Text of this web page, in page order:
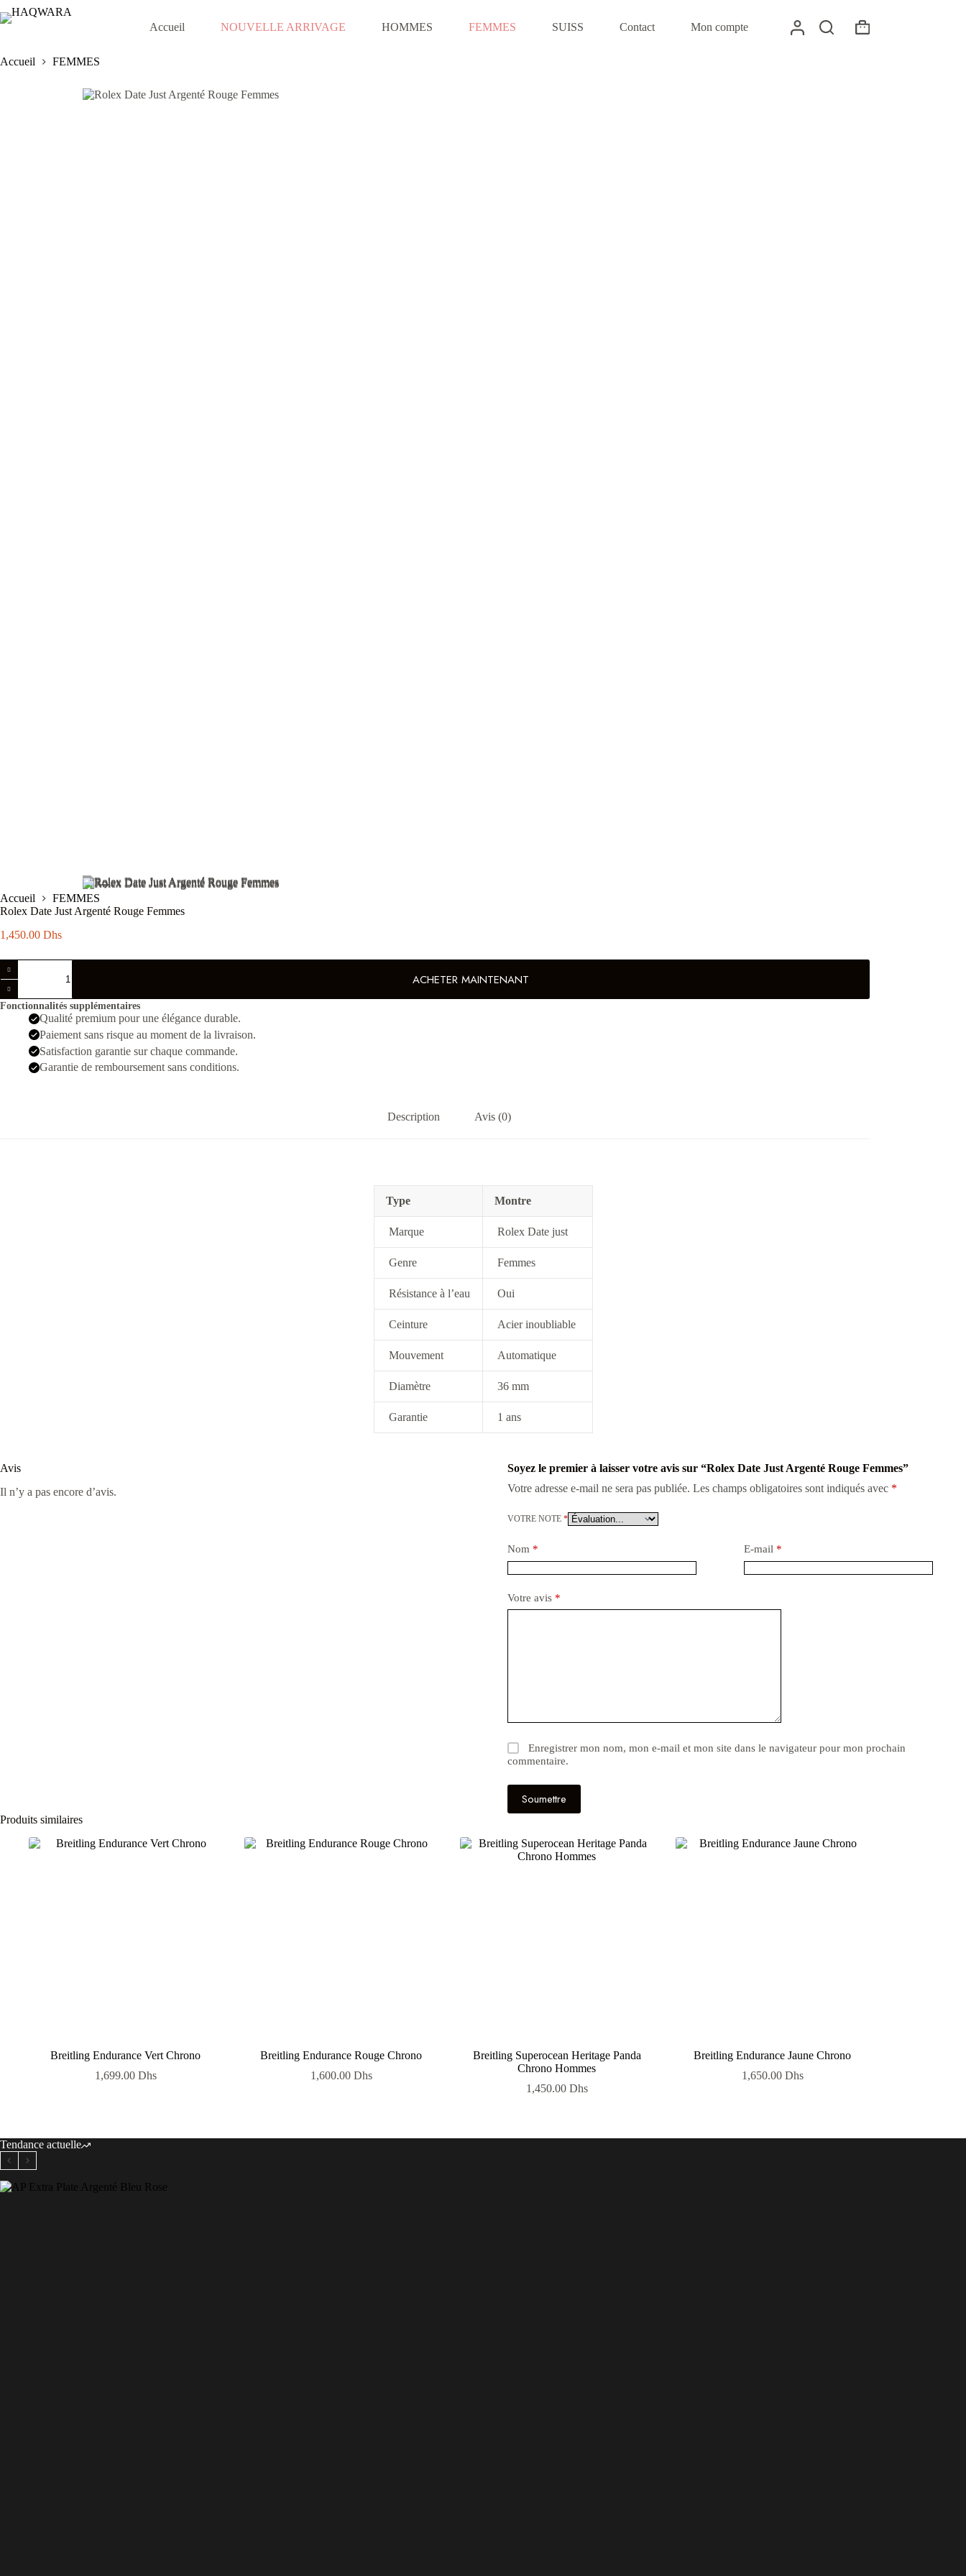
Passer
au
Accueil NOUVELLE ARRIVAGE HOMMES FEMMES SUISS Contact Mon compte
Panier
Accueil
FEMMES
Accueil
FEMMES
Rolex Date Just Argenté Rouge Femmes
1,450.00 Dhs
de
Rolex
Date
Argenté
Femmes
ACHETER MAINTENANT
Fonctionnalités supplémentaires
Qualité premium pour une élégance durable.
Paiement sans risque au moment de la livraison.
Satisfaction garantie sur chaque commande.
Garantie de remboursement sans conditions.
Description Avis (0)
Type Montre
Marque Rolex Date just
Genre Femmes
Résistance à l’eau Oui
Ceinture Acier inoubliable
Mouvement Automatique
Diamètre 36 mm
Garantie 1 ans
Avis
Il n’y a pas encore d’avis.
Soyez le premier à laisser votre avis sur “Rolex Date Just Argenté Rouge Femmes”
Votre adresse e-mail ne sera pas publiée. Les champs obligatoires sont indiqués avec *
VOTRE NOTE *
Nom * E-mail *
Votre avis *
Enregistrer mon nom, mon e-mail et mon site dans le navigateur pour mon prochain
commentaire.
Soumettre
Produits similaires
Breitling Endurance Vert Chrono
1,699.00 Dhs
Breitling Endurance Rouge Chrono
1,600.00 Dhs
Breitling Superocean Heritage Panda
Chrono Hommes
1,450.00 Dhs
Breitling Endurance Jaune Chrono
1,650.00 Dhs
Tendance actuelle